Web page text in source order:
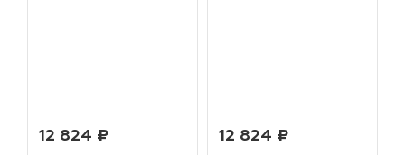
12 824 ₽ 12 824 ₽